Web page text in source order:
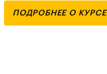
ПОДРОБНЕЕ О КУРСЕ